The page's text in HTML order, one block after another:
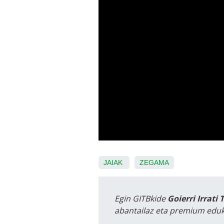
JAIAK ZEGAMA
Egin GITBkide Goierri Irrati
abantailaz eta premium